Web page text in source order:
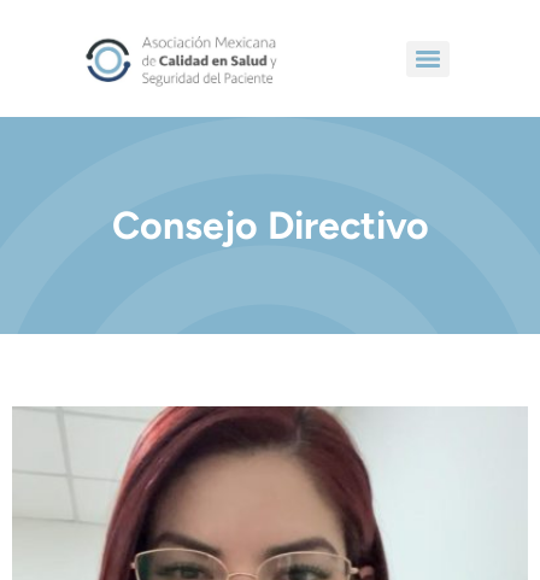
Consejo Directivo